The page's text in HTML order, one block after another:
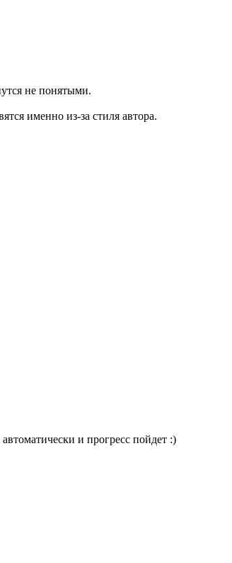
не понятыми.
именно из-за стиля автора.
и прогресс пойдет :)